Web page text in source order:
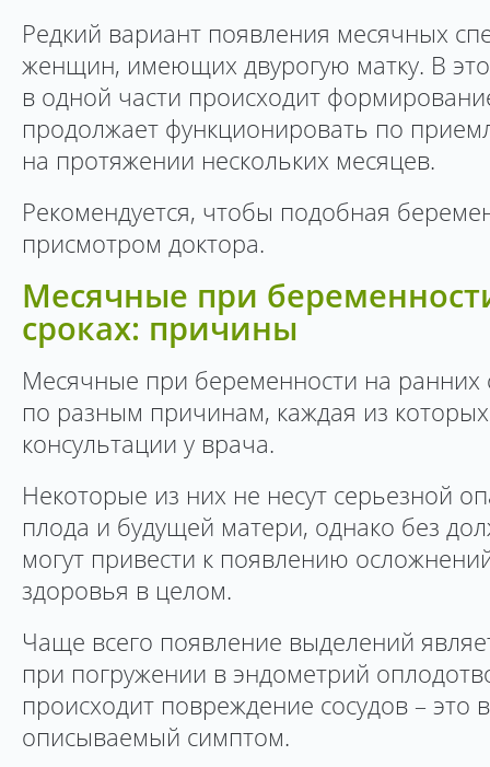
Редкий вариант появления месячных
женщин, имеющих двурогую матку. В
в одной части происходит
продолжает функционировать по
на протяжении нескольких месяцев.
Рекомендуется, чтобы подобная
присмотром доктора.
Месячные при
сроках: причины
Месячные при беременности на ранних
по разным причинам, каждая из
консультации у врача.
Некоторые из них не несут серьезной
плода и будущей матери, однако без
могут привести к появлению
здоровья в целом.
Чаще всего появление выделений
при погружении в эндометрий
происходит повреждение сосудов – это
описываемый симптом.